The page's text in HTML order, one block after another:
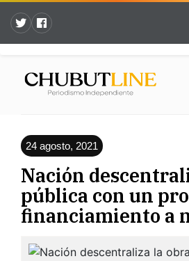
24 agosto, 2021
Nación
pública con un
financiamiento a